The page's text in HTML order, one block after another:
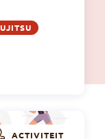
ACTIVITEIT